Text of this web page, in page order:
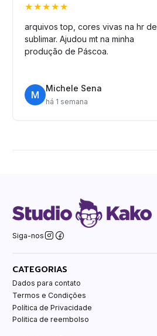
★★★★★
arquivos top, cores vivas na hr de
sublimar. Ajudou mt na minha
produção de Páscoa.
M
Michele Sena
há 1 semana
Siga-nos
CATEGORIAS
Dados para contato
Termos e Condições
Política de Privacidade
Politica de reembolso